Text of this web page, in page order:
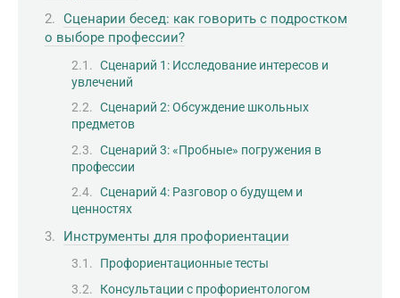
Сценарии бесед: как говорить с подростком
о выборе профессии?
Сценарий 1: Исследование интересов и
увлечений
Сценарий 2: Обсуждение школьных
предметов
Сценарий 3: «Пробные» погружения в
профессии
Сценарий 4: Разговор о будущем и
ценностях
Инструменты для профориентации
Профориентационные тесты
Консультации с профориентологом